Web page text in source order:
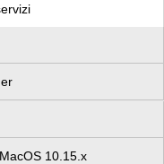
10.15.x